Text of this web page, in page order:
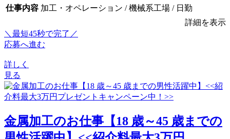
仕事内容 加工・オペレーション / 機械系工場 / 日勤
詳細を表示
＼最短45秒で完了／
応募へ進む
詳しく
見る
金属加工のお仕事【18 歳～45 歳までの